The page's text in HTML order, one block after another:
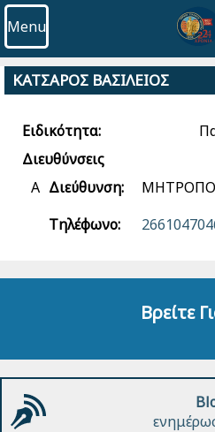
Menu
ΚΑΤΣΑΡΟΣ ΒΑΣΙΛΕΙΟΣ
Ειδικότητα:
Διευθύνσεις
Α Διεύθυνση:
Τηλέφωνο:
Βρείτε